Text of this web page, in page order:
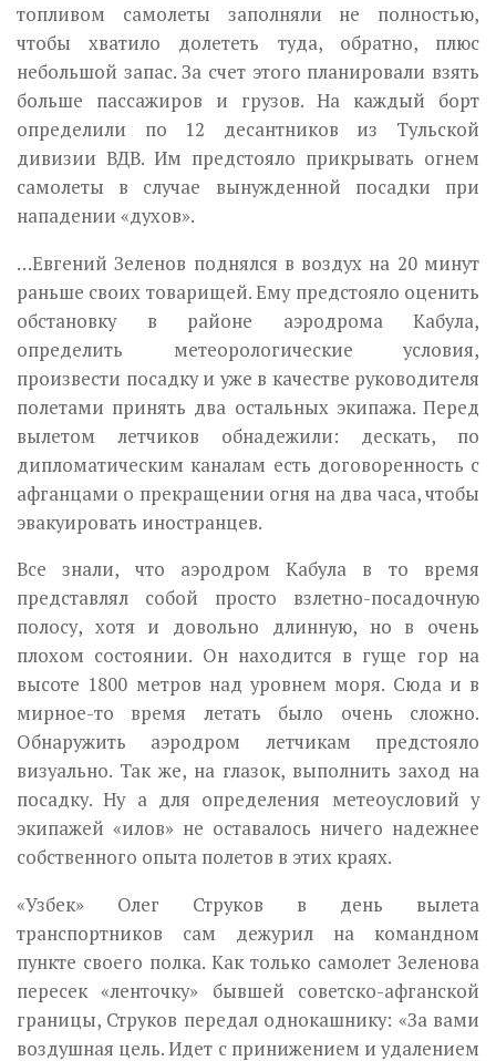
топливом самолеты заполняли не полностью,
чтобы хватило долететь туда, обратно, плюс
небольшой запас. За счет этого планировали взять
больше пассажиров и грузов. На каждый борт
определили по 12 десантников из Тульской
дивизии ВДВ. Им предстояло прикрывать огнем
самолеты в случае вынужденной посадки при
нападении «духов».
…Евгений Зеленов поднялся в воздух на 20 минут
раньше своих товарищей. Ему предстояло оценить
обстановку в районе аэродрома Кабула,
определить метеорологические условия,
произвести посадку и уже в качестве руководителя
полетами принять два остальных экипажа. Перед
вылетом летчиков обнадежили: дескать, по
дипломатическим каналам есть договоренность с
афганцами о прекращении огня на два часа, чтобы
эвакуировать иностранцев.
Все знали, что аэродром Кабула в то время
представлял собой просто взлетно-посадочную
полосу, хотя и довольно длинную, но в очень
плохом состоянии. Он находится в гуще гор на
высоте 1800 метров над уровнем моря. Сюда и в
мирное-то время летать было очень сложно.
Обнаружить аэродром летчикам предстояло
визуально. Так же, на глазок, выполнить заход на
посадку. Ну а для определения метеоусловий у
экипажей «илов» не оставалось ничего надежнее
собственного опыта полетов в этих краях.
«Узбек» Олег Струков в день вылета
транспортников сам дежурил на командном
пункте своего полка. Как только самолет Зеленова
пересек «ленточку» бывшей советско-афганской
границы, Струков передал однокашнику: «За вами
воздушная цель. Идет с принижением и удалением